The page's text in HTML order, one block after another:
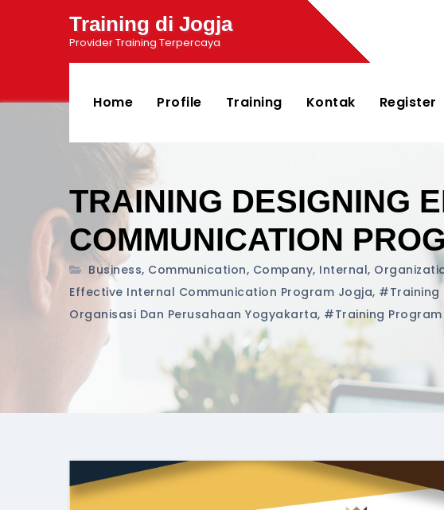
Training di Jogja
Provider Training Terpercaya
Home Profile Training Kontak Register
TRAINING DESIGNING
COMMUNICATION
Business, Communication, Company, Internal,
Effective Internal Communication Program Jogja, #training
Organisasi Dan Perusahaan Yogyakarta, #training Program